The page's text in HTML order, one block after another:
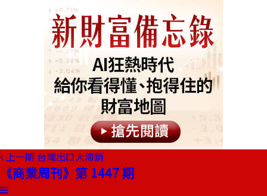
上一期 台灣出口大滯銷
《商業周刊》第 1447 期